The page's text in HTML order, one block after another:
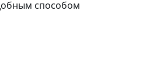
способом